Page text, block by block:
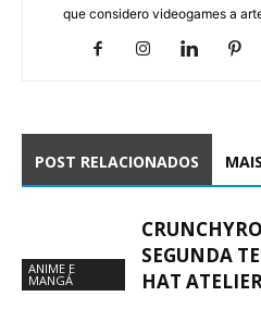
que considero videogames a
POST RELACIONADOS
ANIME E
MANGÁ
SEGUNDA
HAT ATELIER